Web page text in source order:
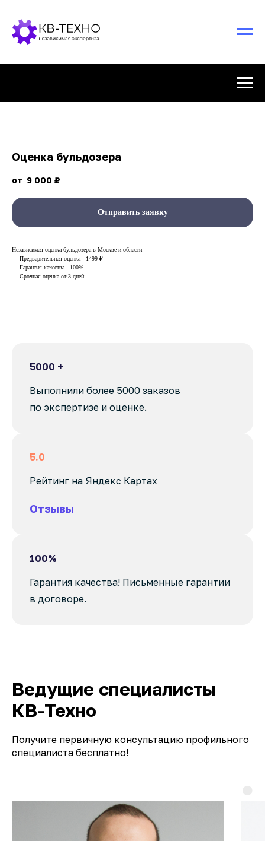
Оценка бульдозера
9 000 ₽
Отправить заявку
Независимая оценка бульдозера в Москве и области
— Предварительная оценка - 1499 ₽
— Гарантия качества - 100%
— Срочная оценка от 3 дней
5000 +
Выполнили более 5000 заказов
по экспертизе и оценке.
5.0
Рейтинг на Яндекс Картах
Отзывы
100%
Гарантия качества! Письменные гарантии
в договоре.
Ведущие специалисты
КВ-Техно
Получите первичную консультацию профильного
специалиста бесплатно!